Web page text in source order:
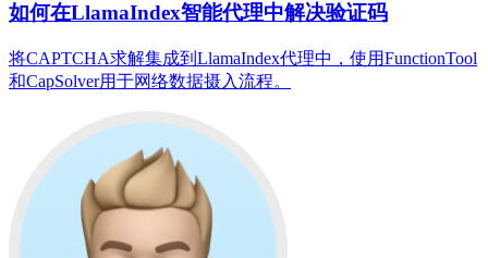
如何在LlamaIndex智能代理中解决验证码
将CAPTCHA求解集成到LlamaIndex代理中，使用FunctionTool
和CapSolver用于网络数据摄入流程。